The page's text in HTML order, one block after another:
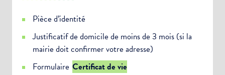
Pièce d’identité
Justificatif de domicile de moins de 3 mois (si la
mairie doit confirmer votre adresse)
Formulaire Certificat de vie
Choisissez votre abonnement :